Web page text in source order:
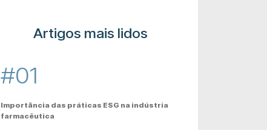
Artigos mais lidos
#01
Importância das práticas ESG na indústria
farmacêutica